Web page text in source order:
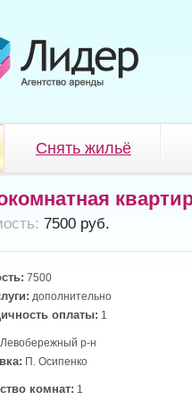
Снять жильё
7500 руб.
7500
дополнительно
оплаты: 1
Левобережный р-н
П. Осипенко
комнат: 1